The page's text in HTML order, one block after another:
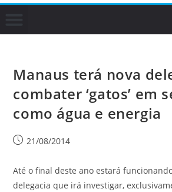
Manaus terá nova
combater ‘gatos’ em
como água e energia
21/08/2014
Até o final deste ano estará
delegacia que irá investigar,